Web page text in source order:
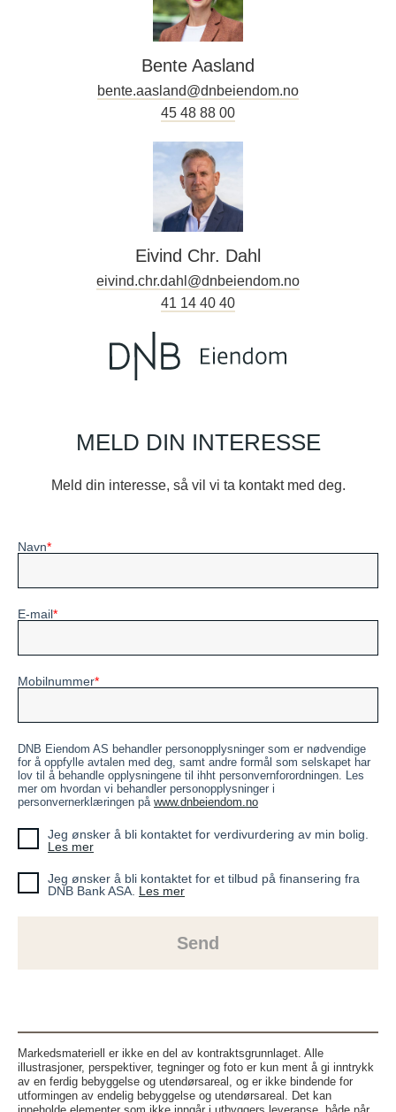
Bente Aasland
bente.aasland@dnbeiendom.no
45 48 88 00
Eivind Chr. Dahl
eivind.chr.dahl@dnbeiendom.no
41 14 40 40
MELD DIN INTERESSE
Meld din interesse, så vil vi ta kontakt med deg.
Navn
E-mail
Mobilnummer
DNB Eiendom AS behandler personopplysninger som er nødvendige
for å oppfylle avtalen med deg, samt andre formål som selskapet har
lov til å behandle opplysningene til ihht personvernforordningen. Les
mer om hvordan vi behandler personopplysninger i
personvernerklæringen på www.dnbeiendom.no
Jeg ønsker å bli kontaktet for verdivurdering av min bolig.
Les mer
Jeg ønsker å bli kontaktet for et tilbud på finansering fra
DNB Bank ASA. Les mer
Send
Markedsmateriell er ikke en del av kontraktsgrunnlaget. Alle
illustrasjoner, perspektiver, tegninger og foto er kun ment å gi inntrykk
av en ferdig bebyggelse og utendørsareal, og er ikke bindende for
utformingen av endelig bebyggelse og utendørsareal. Det kan